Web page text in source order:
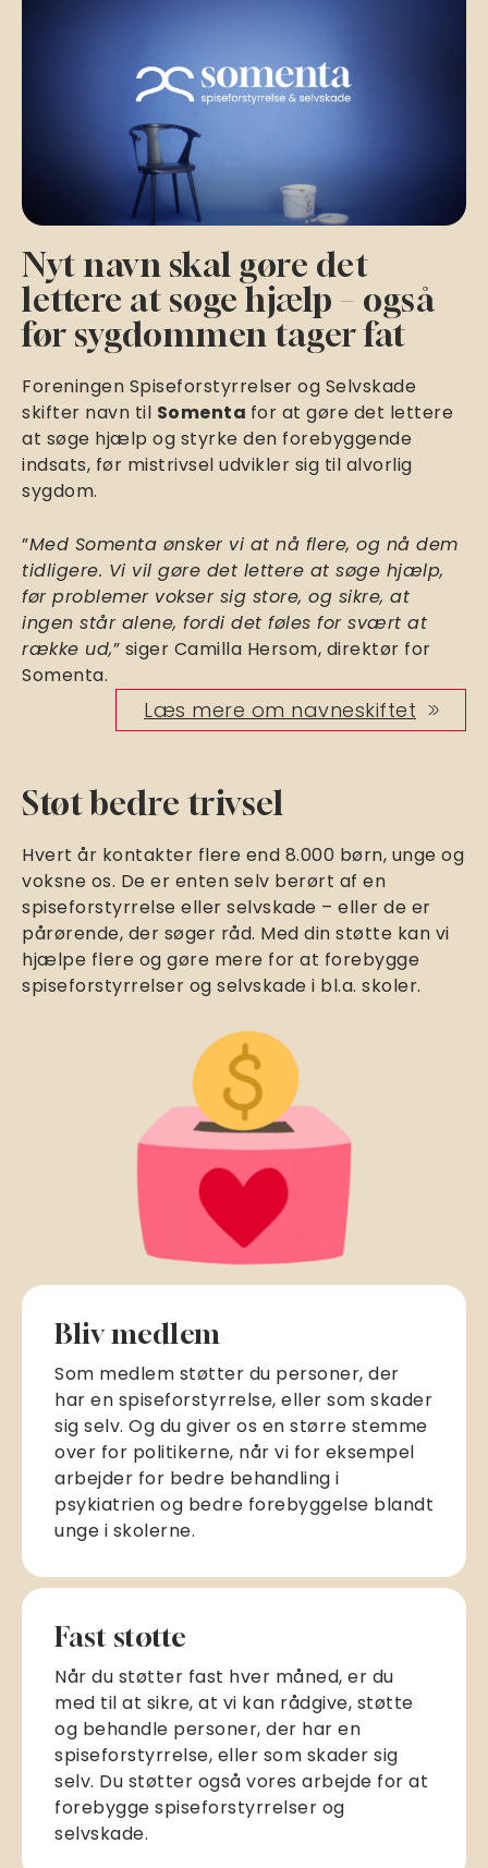
Nyt navn skal gøre det
lettere at søge hjælp – også
før sygdommen tager fat
Foreningen Spiseforstyrrelser og Selvskade
skifter navn til Somenta for at gøre det lettere
at søge hjælp og styrke den forebyggende
indsats, før mistrivsel udvikler sig til alvorlig
sygdom.
”Med Somenta ønsker vi at nå flere, og nå dem
tidligere. Vi vil gøre det lettere at søge hjælp,
før problemer vokser sig store, og sikre, at
ingen står alene, fordi det føles for svært at
række ud,” siger Camilla Hersom, direktør for
Somenta.
Læs mere om navneskiftet
Støt bedre trivsel
Hvert år kontakter flere end 8.000 børn, unge og
voksne os. De er enten selv berørt af en
spiseforstyrrelse eller selvskade – eller de er
pårørende, der søger råd. Med din støtte kan vi
hjælpe flere og gøre mere for at forebygge
spiseforstyrrelser og selvskade i bl.a. skoler.
Bliv medlem
Som medlem støtter du personer, der
har en spiseforstyrrelse, eller som skader
sig selv. Og du giver os en større stemme
over for politikerne, når vi for eksempel
arbejder for bedre behandling i
psykiatrien og bedre forebyggelse blandt
unge i skolerne.
Fast støtte
Når du støtter fast hver måned, er du
med til at sikre, at vi kan rådgive, støtte
og behandle personer, der har en
spiseforstyrrelse, eller som skader sig
selv. Du støtter også vores arbejde for at
forebygge spiseforstyrrelser og
selvskade.